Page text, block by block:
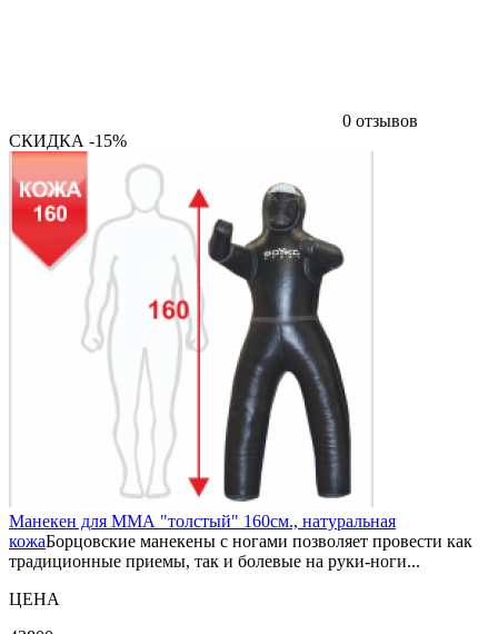
0 отзывов
СКИДКА -15%
Манекен для ММА "толстый" 160см., натуральная
кожаБорцовские манекены с ногами позволяет провести как
традиционные приемы, так и болевые на руки-ноги...
ЦЕНА